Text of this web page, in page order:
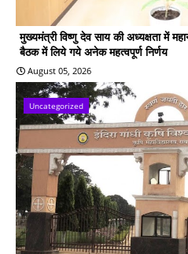
मुख्यमंत्री विष्णु देव साय की अध्यक्षता में
बैठक में लिये गये अनेक महत्वपूर्ण निर्णय
August 05, 2026
Uncategorized